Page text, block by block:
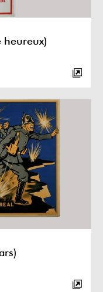
heureux)